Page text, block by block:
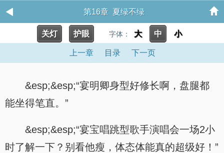
第16章 夏绿不绿
关灯 护眼 字体： 大 中 小
上一章 目录 下一页
&esp;&esp;“宴明卿身型好修长啊，盘腿都
能坐得笔直。”
&esp;&esp;“宴宝唱跳型歌手演唱会一场2小
时了解一下？别看他瘦，体态体能真的超级好！”